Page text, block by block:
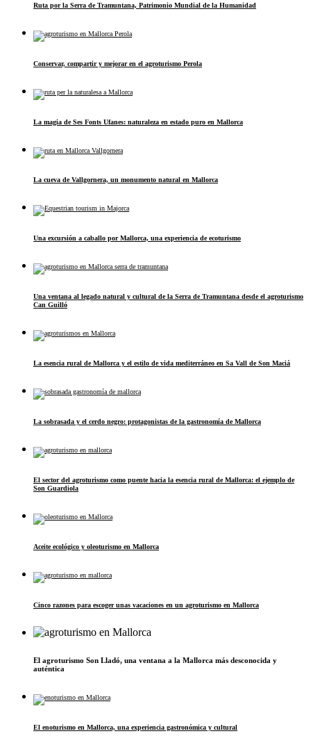
Ruta por la Serra de Tramuntana, Patrimonio Mundial de la Humanidad
Conservar, compartir y mejorar en el agroturismo Perola
La magia de Ses Fonts Ufanes: naturaleza en estado puro en Mallorca
La cueva de Vallgornera, un monumento natural en Mallorca
Una excursión a caballo por Mallorca, una experiencia de ecoturismo
Una ventana al legado natural y cultural de la Serra de Tramuntana desde el agroturismo
Can Guilló
La esencia rural de Mallorca y el estilo de vida mediterráneo en Sa Vall de Son Maciá
La sobrasada y el cerdo negro: protagonistas de la gastronomía de Mallorca
El sector del agroturismo como puente hacia la esencia rural de Mallorca: el ejemplo de
Son Guardiola
Aceite ecológico y oleoturismo en Mallorca
Cinco razones para escoger unas vacaciones en un agroturismo en Mallorca
El agroturismo Son Lladó, una ventana a la Mallorca más desconocida y
auténtica
El enoturismo en Mallorca, una experiencia gastronómica y cultural